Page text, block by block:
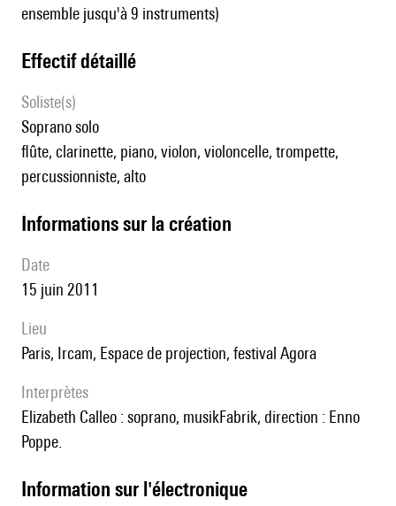
ensemble jusqu'à 9 instruments)
effectif détaillé
Soliste(s)
soprano solo
flûte, clarinette, piano, violon, violoncelle, trompette,
percussionniste, alto
informations sur la création
date
15 juin 2011
lieu
Paris, Ircam, Espace de projection, festival Agora
interprètes
Elizabeth Calleo : soprano, musikFabrik, direction : Enno
Poppe.
Information sur l'électronique